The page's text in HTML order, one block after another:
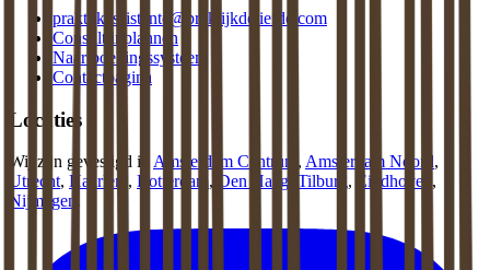
praktijkassistente@praktijkdeliefde.com
Consult inplannen
Naar boekingssysteem
Contactpagina
Locaties
Wij zijn gevestigd in Amsterdam Centrum , Amsterdam Noord,
Utrecht, Haarlem , Rotterdam, Den Haag Tilburg, Eindhoven ,
Nijmegen